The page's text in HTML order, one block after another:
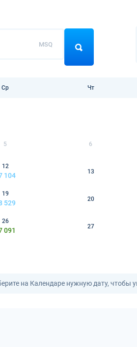
MSQ
Ср Чт
5 6
12
104
13
19
529
20
26
091
27
на Календаре нужную дату, чтобы